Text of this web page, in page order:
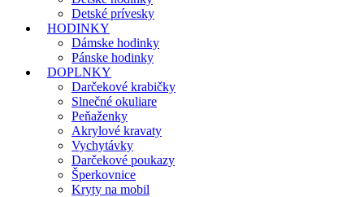
Detské prívesky
HODINKY
Dámske hodinky
Pánske hodinky
DOPLNKY
Darčekové krabičky
Slnečné okuliare
Peňaženky
Akrylové kravaty
Vychytávky
Darčekové poukazy
Šperkovnice
Kryty na mobil